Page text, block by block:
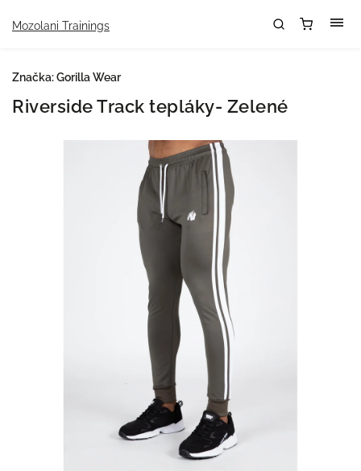
Mozolani Trainings
Riverside Track tepláky- Zelené
Značka:Gorilla Wear